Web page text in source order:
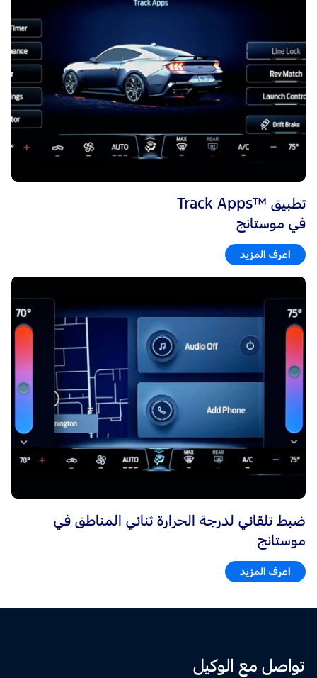
تطبيق ™Track Apps
في موستانج
اعرف المزيد
ضبط تلقائي لدرجة الحرارة ثنائي المناطق في
موستانج
اعرف المزيد
تواصل مع الوكيل